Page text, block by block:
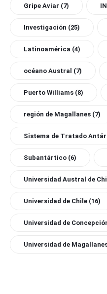
Gripe Aviar (7)
Investigación (25)
Latinoamérica (4)
océano Austral (7)
Puerto Williams (8)
región de Magallanes (7)
Sistema de Tratado
Subantártico (6)
Universidad Austral de
Universidad de Chile (16)
Universidad de
Universidad de